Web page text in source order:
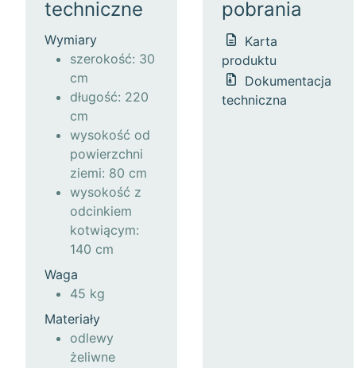
techniczne
Wymiary
szerokość: 30
cm
długość: 220
cm
wysokość od
powierzchni
ziemi: 80 cm
wysokość z
odcinkiem
kotwiącym:
140 cm
Waga
45 kg
Materiały
odlewy
żeliwne
pobrania
Karta
produktu
Dokumentacja
techniczna